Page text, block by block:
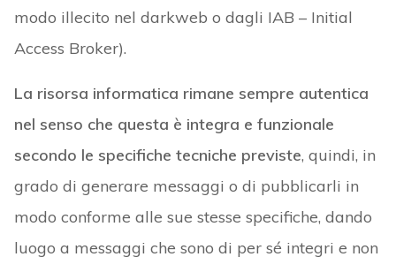
modo illecito nel darkweb o dagli IAB – Initial
Access Broker).
La risorsa informatica rimane sempre autentica
nel senso che questa è integra e funzionale
secondo le specifiche tecniche previste, quindi, in
grado di generare messaggi o di pubblicarli in
modo conforme alle sue stesse specifiche, dando
luogo a messaggi che sono di per sé integri e non